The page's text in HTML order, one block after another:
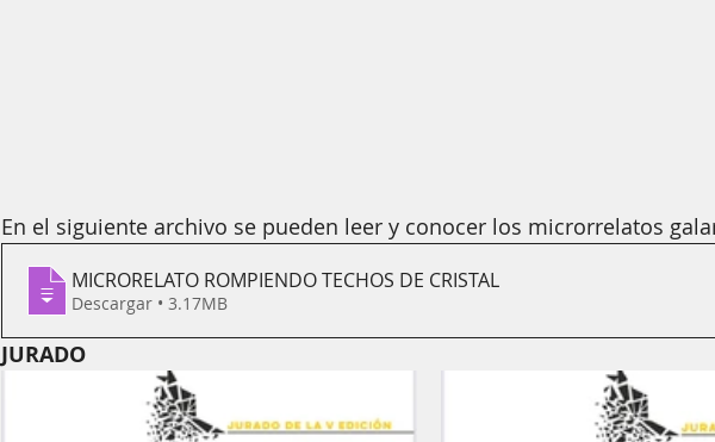
En el siguiente archivo se pueden leer y conocer los microrrelatos
MICRORELATO ROMPIENDO TECHOS DE CRISTAL
Descargar • 3.17MB
JURADO